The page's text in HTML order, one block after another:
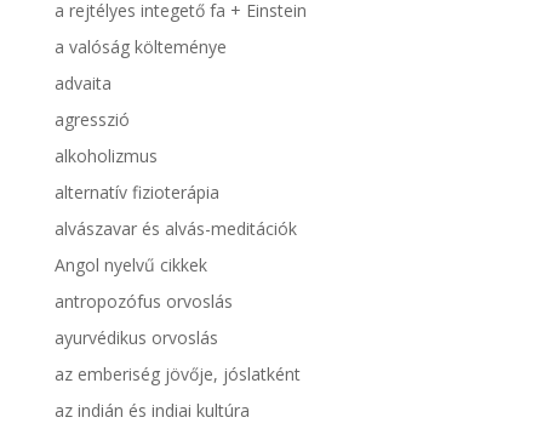
a rejtélyes integető fa + Einstein
a valóság költeménye
advaita
agresszió
alkoholizmus
alternatív fizioterápia
alvászavar és alvás-meditációk
Angol nyelvű cikkek
antropozófus orvoslás
ayurvédikus orvoslás
az emberiség jövője, jóslatként
az indián és indiai kultúra